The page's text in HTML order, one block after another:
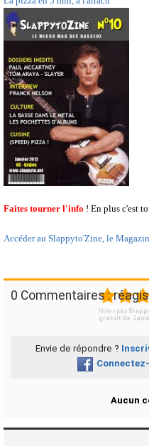
Faites tourner l'info ! En plus c'est
Accéder au Slappyto'Zine, le
0 Commentaires :
1 2 3
Notes pour
gratuit de
Envie de répondre ?
Aucun